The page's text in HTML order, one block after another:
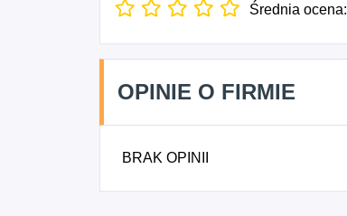
Średnia ocena:
OPINIE O FIRMIE
BRAK OPINII